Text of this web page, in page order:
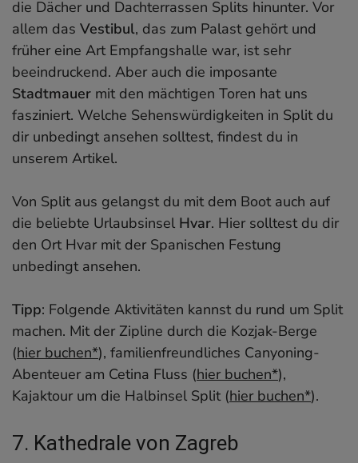
die Dächer und Dachterrassen Splits hinunter. Vor
allem das Vestibul, das zum Palast gehört und
früher eine Art Empfangshalle war, ist sehr
beeindruckend. Aber auch die imposante
Stadtmauer mit den mächtigen Toren hat uns
fasziniert. Welche Sehenswürdigkeiten in Split du
dir unbedingt ansehen solltest, findest du in
unserem Artikel.
Von Split aus gelangst du mit dem Boot auch auf
die beliebte Urlaubsinsel Hvar. Hier solltest du dir
den Ort Hvar mit der Spanischen Festung
unbedingt ansehen.
Tipp: Folgende Aktivitäten kannst du rund um Split
machen. Mit der Zipline durch die Kozjak-Berge
(hier buchen*), familienfreundliches Canyoning-
Abenteuer am Cetina Fluss (hier buchen*),
Kajaktour um die Halbinsel Split (hier buchen*).
7. Kathedrale von Zagreb